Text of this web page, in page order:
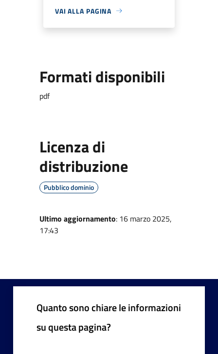
VAI ALLA PAGINA
Formati disponibili
pdf
Licenza di
distribuzione
Pubblico dominio
Ultimo aggiornamento: 16 marzo 2025,
17:43
Quanto sono chiare le informazioni
su questa pagina?